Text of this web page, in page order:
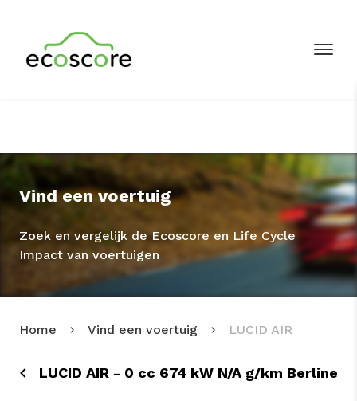
Vind een voertuig
Zoek en vergelijk de Ecoscore en Life Cycle
Impact van voertuigen
Home Vind een voertuig LUCID AIR
LUCID AIR - 0 cc 674 kW N/A g/km Berline